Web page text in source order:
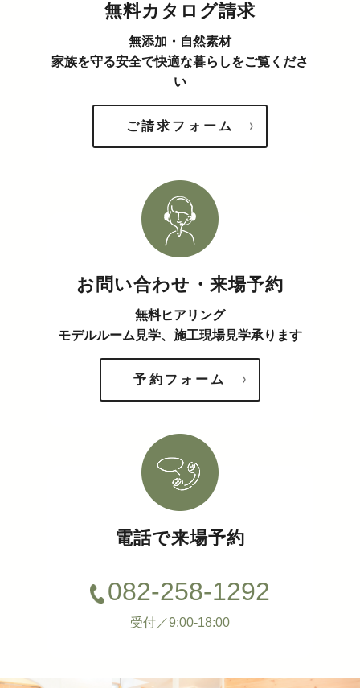
無料カタログ請求
無添加・自然素材
家族を守る安全で快適な暮らしをご覧くださ
い
ご請求フォーム
お問い合わせ・来場予約
無料ヒアリング
モデルルーム見学、施工現場見学承ります
予約フォーム
電話で来場予約
082-258-1292
受付／9:00-18:00